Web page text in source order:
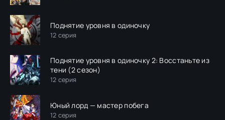
Поднятие уровня в одиночку
12 серия
Поднятие уровня в одиночку 2: Восстаньте из
тени (2 сезон)
12 серия
Юный лорд — мастер побега
12 серия